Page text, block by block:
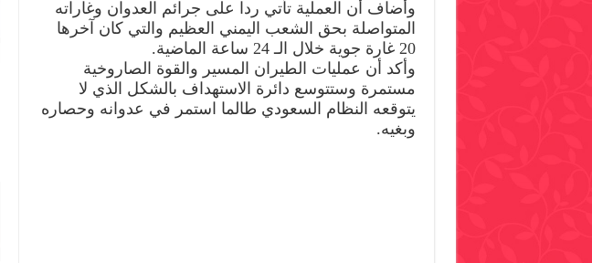
وأضاف أن العملية تأتي ردا على جرائم العدوان وغاراته
المتواصلة بحق الشعب اليمني العظيم والتي كان آخرها
20 غارة جوية خلال الـ 24 ساعة الماضية.
وأكد أن عمليات الطيران المسير والقوة الصاروخية
مستمرة وستتوسع دائرة الاستهداف بالشكل الذي لا
يتوقعه النظام السعودي طالما استمر في عدوانه وحصاره
وبغيه.